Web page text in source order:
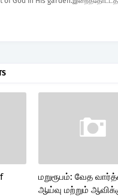
மறுரூபம்: வேத
ஆய்வு மற்றும்